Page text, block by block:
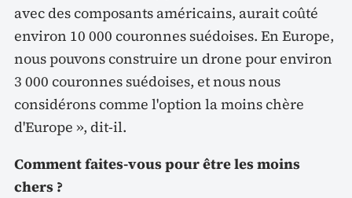
avec des composants américains, aurait coûté
environ 10 000 couronnes suédoises. En Europe,
nous pouvons construire un drone pour environ
3 000 couronnes suédoises, et nous nous
considérons comme l'option la moins chère
d'Europe », dit-il.
Comment faites-vous pour être les moins
chers ?